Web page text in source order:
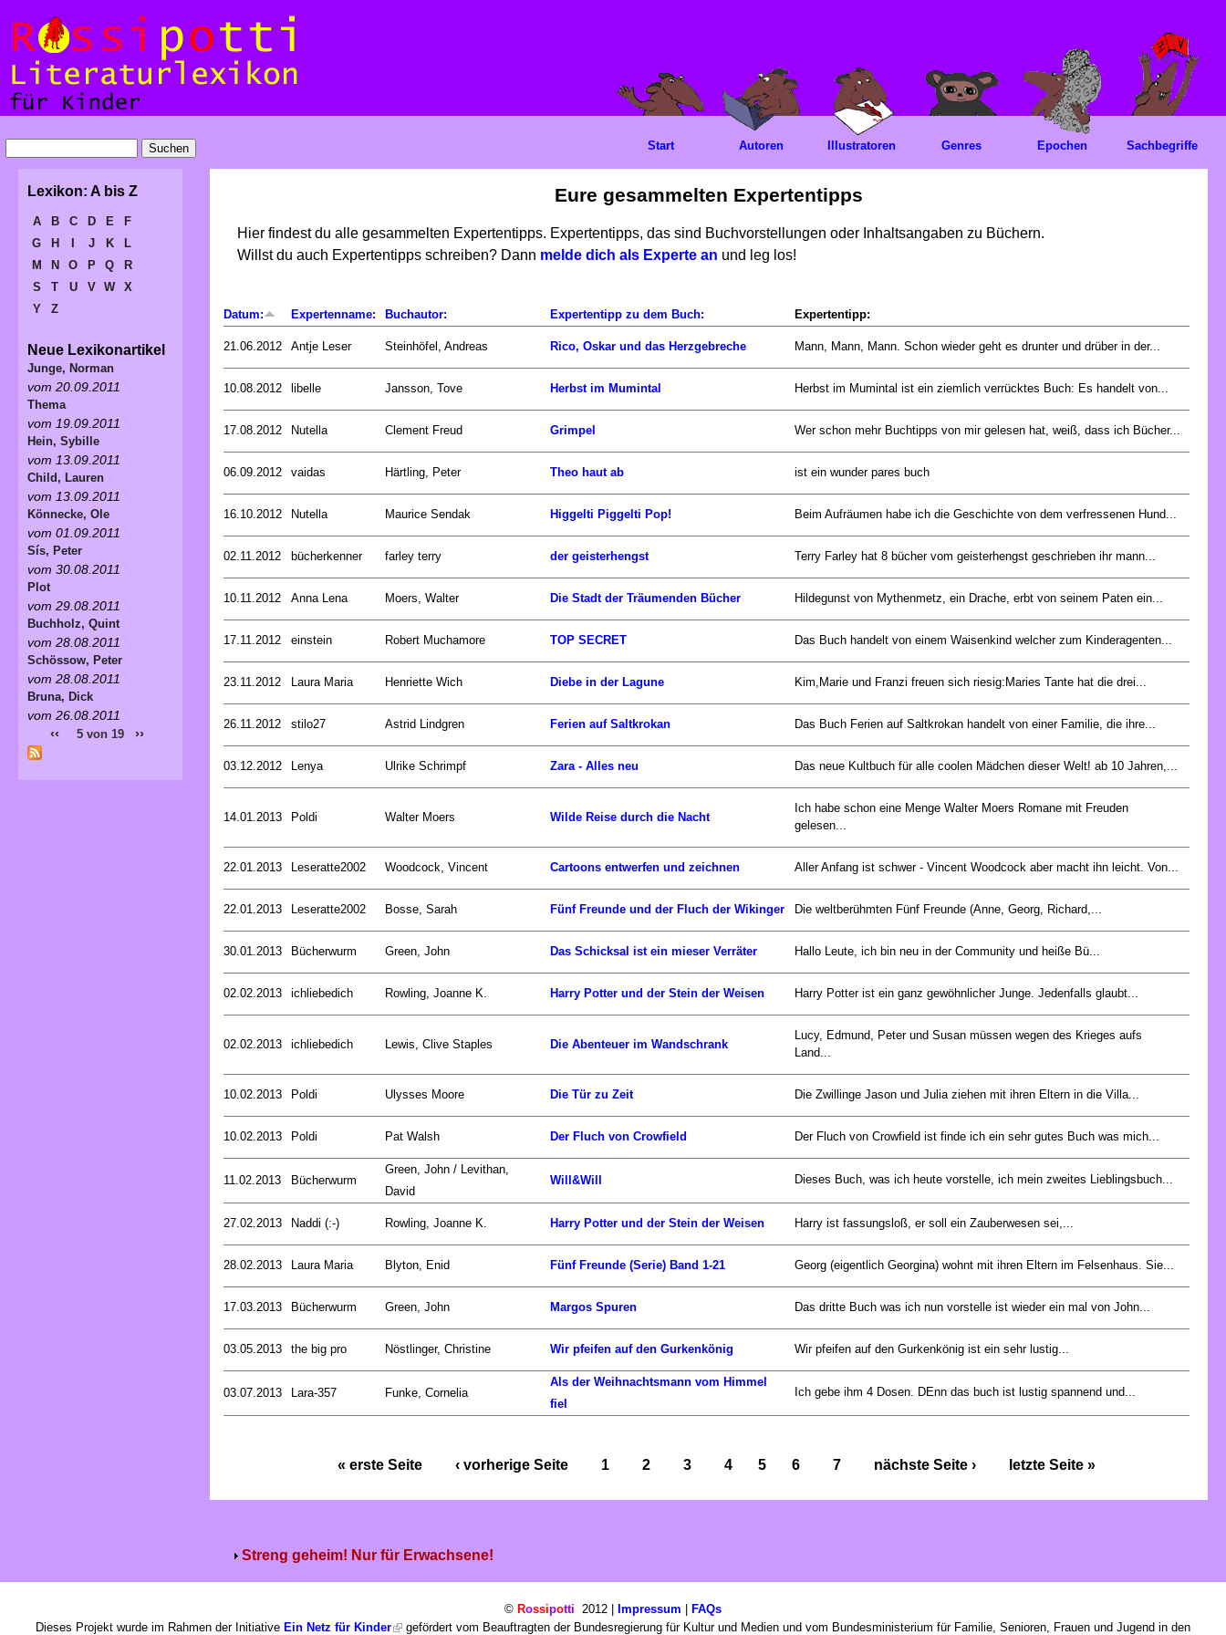
Eure gesammelten Expertentipps
Hier findest du alle gesammelten Expertentipps. Expertentipps, das sind Buchvorstellungen oder Inhaltsangaben zu Büchern.
Willst du auch Expertentipps schreiben? Dann melde dich als Experte an und leg los!
Datum: Expertenname: Buchautor: Expertentipp zu dem Buch: Expertentipp:
21.06.2012 Antje Leser Steinhöfel, Andreas Rico, Oskar und das Herzgebreche Mann, Mann, Mann. Schon wieder geht es drunter und drüber in der...
10.08.2012 libelle Jansson, Tove Herbst im Mumintal Herbst im Mumintal ist ein ziemlich verrücktes Buch: Es handelt von...
17.08.2012 Nutella Clement Freud Grimpel Wer schon mehr Buchtipps von mir gelesen hat, weiß, dass ich Bücher...
06.09.2012 vaidas Härtling, Peter Theo haut ab ist ein wunder pares buch
16.10.2012 Nutella Maurice Sendak Higgelti Piggelti Pop! Beim Aufräumen habe ich die Geschichte von dem verfressenen Hund...
02.11.2012 bücherkenner farley terry der geisterhengst Terry Farley hat 8 bücher vom geisterhengst geschrieben ihr mann...
10.11.2012 Anna Lena Moers, Walter Die Stadt der Träumenden Bücher Hildegunst von Mythenmetz, ein Drache, erbt von seinem Paten ein...
17.11.2012 einstein Robert Muchamore TOP SECRET Das Buch handelt von einem Waisenkind welcher zum Kinderagenten...
23.11.2012 Laura Maria Henriette Wich Diebe in der Lagune Kim,Marie und Franzi freuen sich riesig:Maries Tante hat die drei...
26.11.2012 stilo27 Astrid Lindgren Ferien auf Saltkrokan Das Buch Ferien auf Saltkrokan handelt von einer Familie, die ihre...
03.12.2012 Lenya Ulrike Schrimpf Zara - Alles neu Das neue Kultbuch für alle coolen Mädchen dieser Welt! ab 10 Jahren,...
14.01.2013 Poldi Walter Moers Wilde Reise durch die Nacht
Ich habe schon eine Menge Walter Moers Romane mit Freuden
gelesen...
22.01.2013 Leseratte2002 Woodcock, Vincent Cartoons entwerfen und zeichnen Aller Anfang ist schwer - Vincent Woodcock aber macht ihn leicht. Von...
22.01.2013 Leseratte2002 Bosse, Sarah Fünf Freunde und der Fluch der Wikinger Die weltberühmten Fünf Freunde (Anne, Georg, Richard,...
30.01.2013 Bücherwurm Green, John Das Schicksal ist ein mieser Verräter Hallo Leute, ich bin neu in der Community und heiße Bü...
02.02.2013 ichliebedich Rowling, Joanne K. Harry Potter und der Stein der Weisen Harry Potter ist ein ganz gewöhnlicher Junge. Jedenfalls glaubt...
02.02.2013 ichliebedich Lewis, Clive Staples Die Abenteuer im Wandschrank
Lucy, Edmund, Peter und Susan müssen wegen des Krieges aufs
Land...
10.02.2013 Poldi Ulysses Moore Die Tür zu Zeit Die Zwillinge Jason und Julia ziehen mit ihren Eltern in die Villa...
10.02.2013 Poldi Pat Walsh Der Fluch von Crowfield Der Fluch von Crowfield ist finde ich ein sehr gutes Buch was mich...
11.02.2013 Bücherwurm
Green, John / Levithan,
David
Will&Will Dieses Buch, was ich heute vorstelle, ich mein zweites Lieblingsbuch...
27.02.2013 Naddi (:-) Rowling, Joanne K. Harry Potter und der Stein der Weisen Harry ist fassungsloß, er soll ein Zauberwesen sei,...
28.02.2013 Laura Maria Blyton, Enid Fünf Freunde (Serie) Band 1-21 Georg (eigentlich Georgina) wohnt mit ihren Eltern im Felsenhaus. Sie...
17.03.2013 Bücherwurm Green, John Margos Spuren Das dritte Buch was ich nun vorstelle ist wieder ein mal von John...
03.05.2013 the big pro Nöstlinger, Christine Wir pfeifen auf den Gurkenkönig Wir pfeifen auf den Gurkenkönig ist ein sehr lustig...
03.07.2013 Lara-357 Funke, Cornelia
Als der Weihnachtsmann vom Himmel
fiel
Ich gebe ihm 4 Dosen. DEnn das buch ist lustig spannend und...
« erste Seite ‹ vorherige Seite 1 2 3 4 5 6 7 nächste Seite › letzte Seite »
Streng geheim! Nur für Erwachsene!
Start Autoren Illustratoren Genres Epochen Sachbegriffe
Lexikon: A bis Z
A B C D E
F
G
H J K
L
M
N O P Q
R
S
T U V W
X
Y
Z
Neue Lexikonartikel
Junge, Norman
vom 20.09.2011
Thema
vom 19.09.2011
Hein, Sybille
vom 13.09.2011
Child, Lauren
vom 13.09.2011
Könnecke, Ole
vom 01.09.2011
Sís, Peter
vom 30.08.2011
Plot
vom 29.08.2011
Buchholz, Quint
vom 28.08.2011
Schössow, Peter
vom 28.08.2011
Bruna, Dick
vom 26.08.2011
‹‹ 5 von 19 ››
© Rossipotti 2012 | Impressum | FAQs
Dieses Projekt wurde im Rahmen der Initiative Ein Netz für Kinder gefördert vom Beauftragten der Bundesregierung für Kultur und Medien und vom Bundesministerium für Familie, Senioren, Frauen und Jugend in den